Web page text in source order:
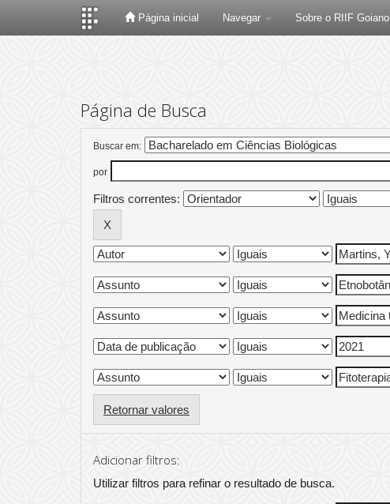
Página inicial Navegar Sobre o RIIF Goiano
Página de Busca
Buscar em:
por
Filtros correntes:
Retornar valores
Adicionar filtros:
Utilizar filtros para refinar o resultado de busca.